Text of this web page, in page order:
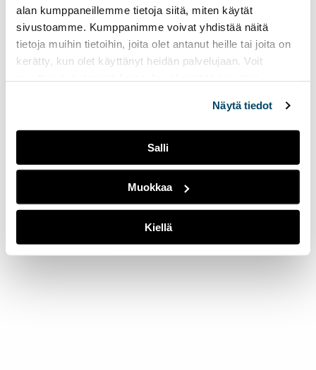
alan kumppaneillemme tietoja siitä, miten käytät
sivustoamme. Kumppanimme voivat yhdistää näitä
tietoja muihin tietoihin, joita olet antanut heille tai joita on
kerätty, kun olet käyttänyt heidän palvelujaan. Voit
Näytä tiedot
Salli
Muokkaa
Kiellä